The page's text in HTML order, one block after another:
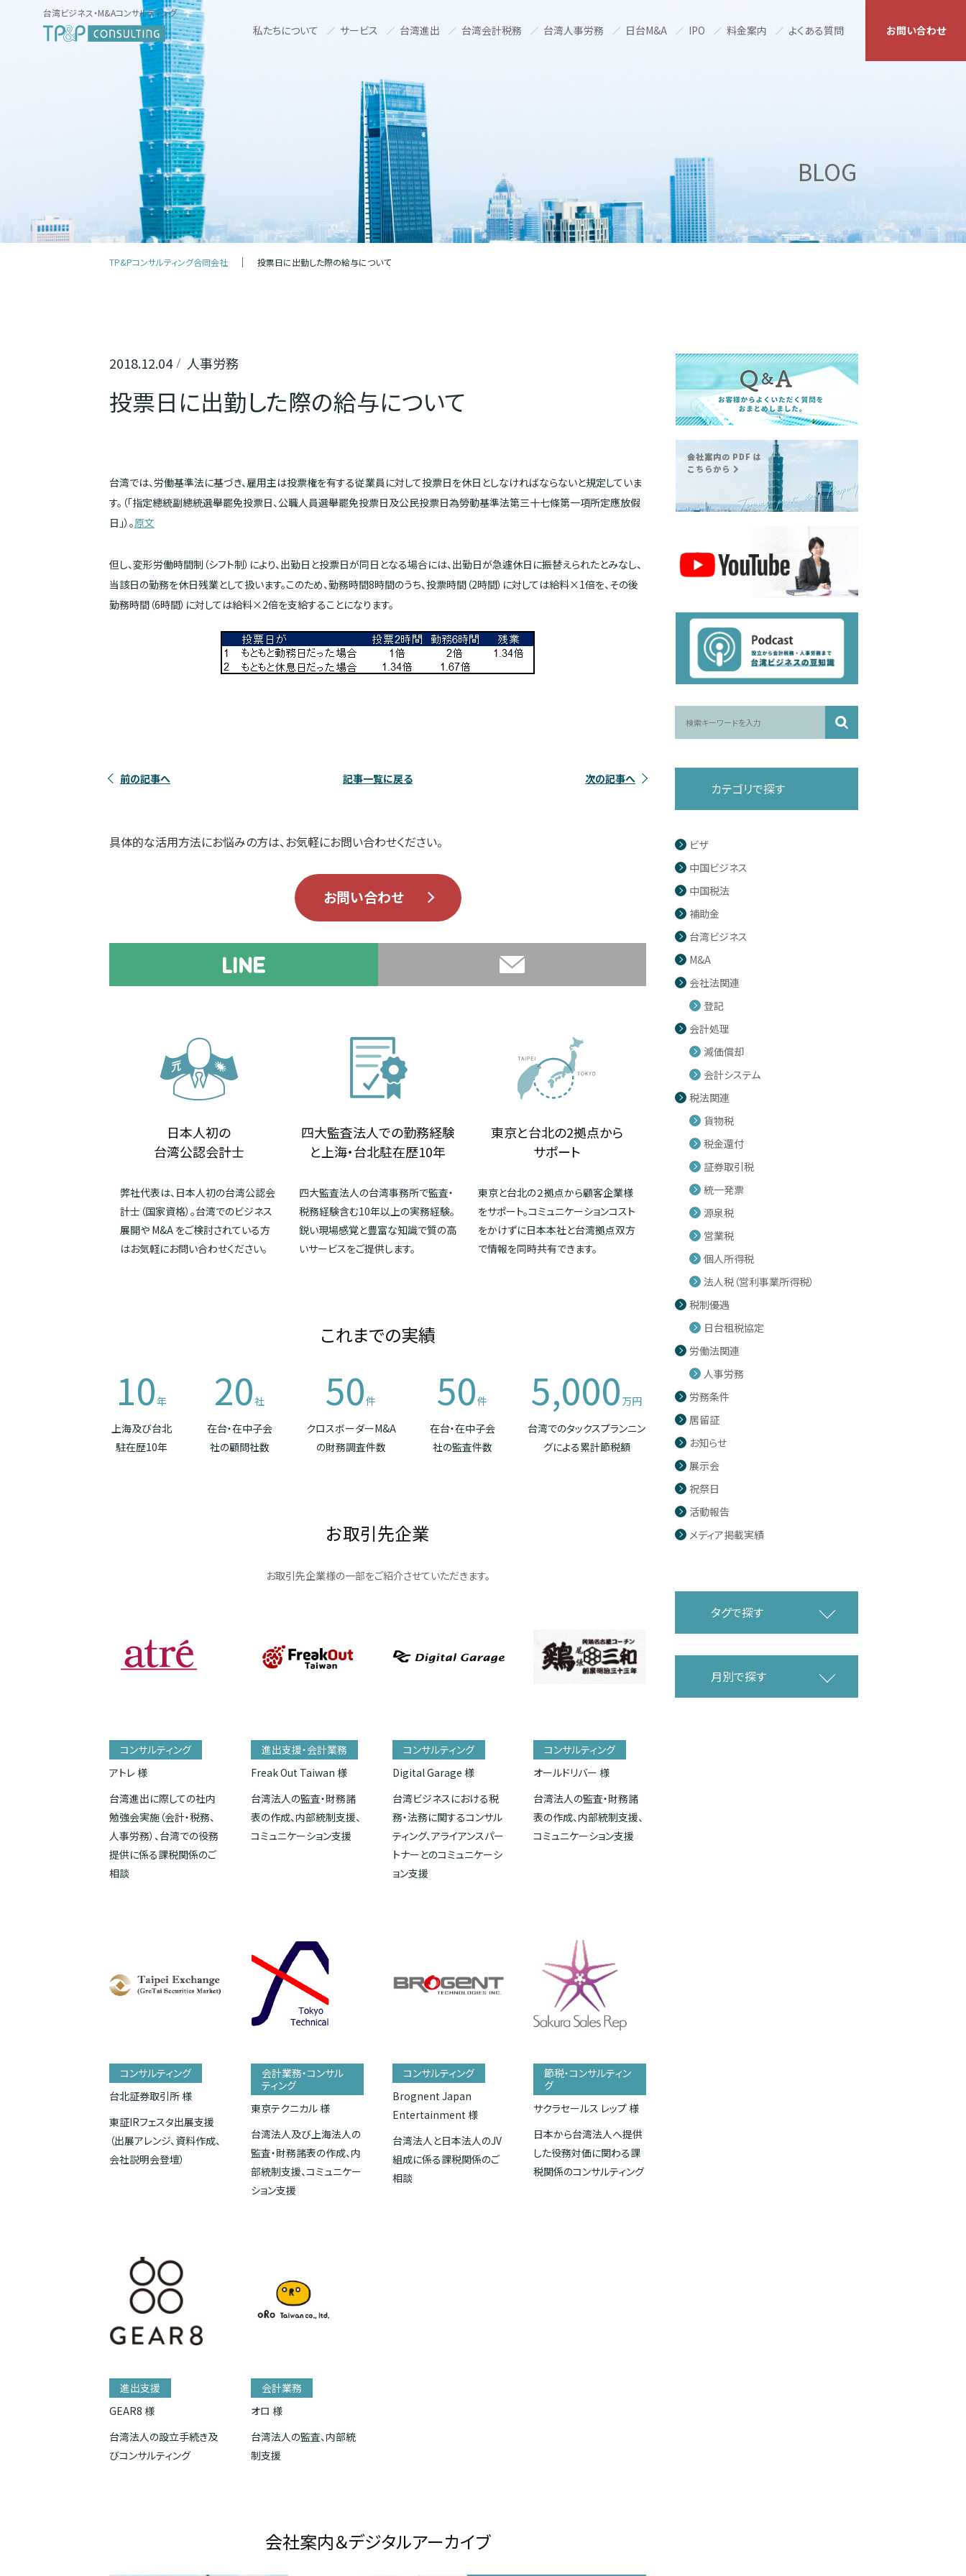
台湾ビジネス・M&Aコンサルティング
私たちについて サービス 台湾進出 台湾会計税務 台湾人事労務 日台M&A IPO 料金案内 よくある質問 お問い合わせ
BLOG
TP&Pコンサルティング合同会社 投票日に出勤した際の給与について
2018.12.04 人事労務
投票日に出勤した際の給与について
台湾では、労働基準法に基づき、雇用主は投票権を有する従業員に対して投票日を休日としなければならないと規定していま
す。（「指定總統副總統選舉罷免投票日、公職人員選舉罷免投票日及公民投票日為勞動基準法第三十七條第一項所定應放假
日」）。原文
但し、変形労働時間制（シフト制）により、出勤日と投票日が同日となる場合には、出勤日が急遽休日に振替えられたとみなし、
当該日の勤務を休日残業として扱います。このため、勤務時間8時間のうち、投票時間（2時間）に対しては給料×1倍を、その後
勤務時間（6時間）に対しては給料×2倍を支給することになります。
前の記事へ 記事一覧に戻る 次の記事へ
具体的な活用方法にお悩みの方は、お気軽にお問い合わせください。
お問い合わせ
日本人初の
台湾公認会計士
弊社代表は、日本人初の台湾公認会
計士（国家資格）。台湾でのビジネス
展開や M&A をご検討されている方
はお気軽にお問い合わせください。
四大監査法人での勤務経験
と上海・台北駐在歴10年
四大監査法人の台湾事務所で監査・
税務経験含む10年以上の実務経験。
鋭い現場感覚と豊富な知識で質の高
いサービスをご提供します。
東京と台北の2拠点から
サポート
東京と台北の２拠点から顧客企業様
をサポート。コミュニケーションコスト
をかけずに日本本社と台湾拠点双方
で情報を同時共有できます。
これまでの実績
10年
上海及び台北
駐在歴10年
20社
在台・在中子会
社の顧問社数
50件
クロスボーダーM&A
の財務調査件数
50件
在台・在中子会
社の監査件数
5,000 万円
台湾でのタックスプランニン
グによる累計節税額
お取引先企業
お取引先企業様の一部をご紹介させていただきます。
コンサルティング
アトレ 様
台湾進出に際しての社内
勉強会実施（会計・税務、
人事労務）、台湾での役務
提供に係る課税関係のご
相談
進出支援・会計業務
Freak Out Taiwan 様
台湾法人の監査・財務諸
表の作成、内部統制支援、
コミュニケーション支援
コンサルティング
Digital Garage 様
台湾ビジネスにおける税
務・法務に関するコンサル
ティング、アライアンスパー
トナーとのコミュニケーシ
ョン支援
コンサルティング
オールドリバー 様
台湾法人の監査・財務諸
表の作成、内部統制支援、
コミュニケーション支援
コンサルティング
台北証券取引所 様
東証IRフェスタ出展支援
（出展アレンジ、資料作成、
会社説明会登壇）
会計業務・コンサル
ティング
東京テクニカル 様
台湾法人及び上海法人の
監査・財務諸表の作成、内
部統制支援、コミュニケー
ション支援
コンサルティング
Brognent Japan
Entertainment 様
台湾法人と日本法人のJV
組成に係る課税関係のご
相談
節税・コンサルティン
グ
サクラセールス レップ 様
日本から台湾法人へ提供
した役務対価に関わる課
税関係のコンサルティング
進出支援
GEAR8 様
台湾法人の設立手続き及
びコンサルティング
会計業務
オロ 様
台湾法人の監査、内部統
制支援
会社案内＆デジタルアーカイブ
カテゴリで探す
ビザ
中国ビジネス
中国税法
補助金
台湾ビジネス
M&A
会社法関連
登記
会計処理
減価償却
会計システム
税法関連
貨物税
税金還付
証券取引税
統一発票
源泉税
営業税
個人所得税
法人税（営利事業所得税）
税制優遇
日台租税協定
労働法関連
人事労務
労務条件
居留証
お知らせ
展示会
祝祭日
活動報告
メディア掲載実績
タグで探す
月別で探す